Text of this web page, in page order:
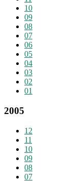
10
09
08
07
06
05
04
03
02
01
2005
12
11
10
09
08
07